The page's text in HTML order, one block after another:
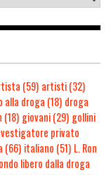
(59) artisti(32)
alla droga (18) droga
(18) giovani(29) gollini
privato
(66) italiano (51) L. Ron
libero dalla droga